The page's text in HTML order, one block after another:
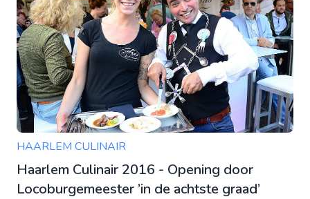
HAARLEM CULINAIR
Haarlem Culinair 2016 - Opening door
Locoburgemeester ’in de achtste graad’